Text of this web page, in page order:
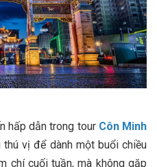
hấp dẫn trong tour Côn Minh
vị để dành một buổi chiều
chí cuối tuần, mà không gặp